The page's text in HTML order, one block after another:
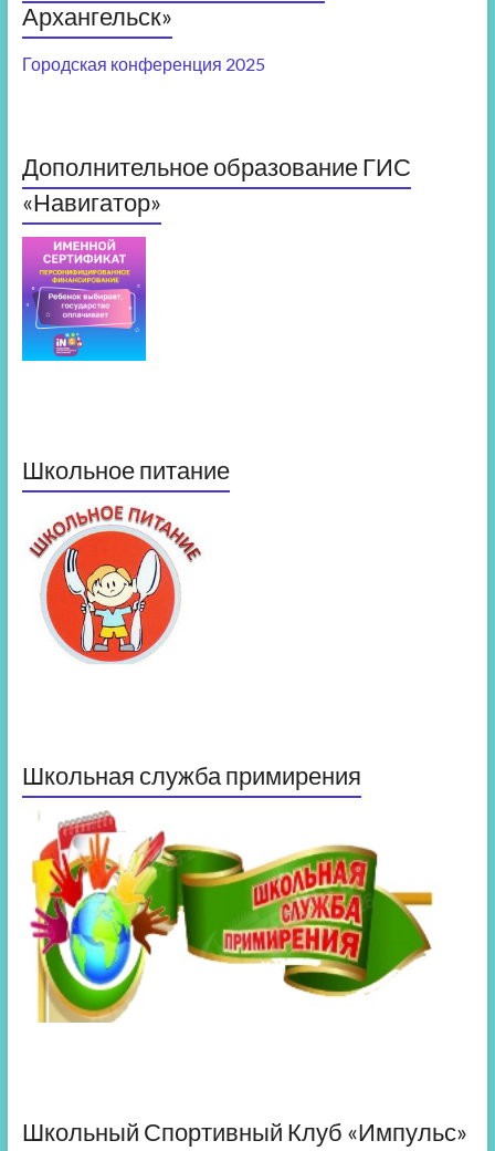
Архангельск»
Городская конференция 2025
Дополнительное образование ГИС
«Навигатор»
Школьное питание
Школьная служба примирения
Школьный Спортивный Клуб «Импульс»